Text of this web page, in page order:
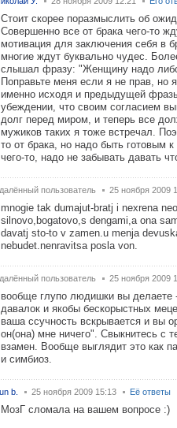
Стоит скорее поразмыслить об
Совершенно все от брака чего-то
мотивация для заключения себя в
многие ждут буквально чудес.
слышал фразу: "Женщину надо либо
Поправьте меня если я не прав, но
именно исходя и предыдущей
убеждении, что своим согласием
долг перед миром, и теперь все
мужиков таких я тоже встречал.
то от брака, но надо быть готовым
чего-то, надо не забывать давать
пользователь 25 ноября 2009
mnogie tak dumajut-bratj i nexrena
silnovo,bogatovo,s dengami,a ona
davatj sto-to v zamen.u menja
nebudet.nenravitsa posla von.
пользователь 25 ноября 2009
вообще глупо людишки вы делаете
давалок и якобы бескорыстных
ваша ссучность вскрывается и вы
он(она) мне ничего". Свыкнитесь с
взамен. Вообще выглядит это как
и симбиоз.
b. 25 ноября 2009 15:13 Её ответы
МозГ сломала на вашем вопросе :)